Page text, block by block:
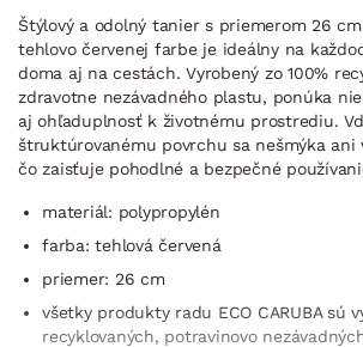
Štýlový a odolný tanier s priemerom 26
tehlovo červenej farbe je ideálny na
doma aj na cestách. Vyrobený zo 100%
zdravotne nezávadného plastu, ponúka
aj ohľaduplnosť k životnému prostrediu.
štruktúrovanému povrchu sa nešmýka ani
čo zaisťuje pohodlné a bezpečné
materiál: polypropylén
farba: tehlová červená
priemer: 26 cm
všetky produkty radu ECO CARUBA sú
recyklovaných, potravinovo